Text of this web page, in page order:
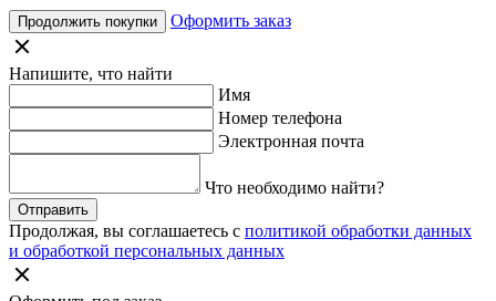
Продолжить покупки Оформить заказ
Напишите, что найти
Имя
Номер телефона
Электронная почта
Что необходимо найти?
Отправить
Продолжая, вы соглашаетесь с политикой обработки данных
и обработкой персональных данных